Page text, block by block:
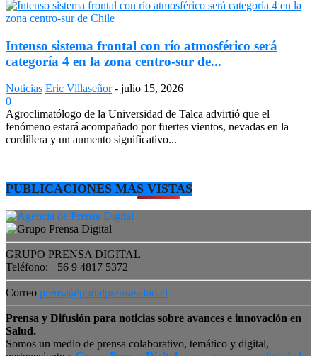
Intenso sistema frontal con río atmosférico será
categoría 4 en la zona centro-sur de...
Noticias Eric Villaseñor - julio 15, 2026
0
Agroclimatólogo de la Universidad de Talca advirtió que el
fenómeno estará acompañado por fuertes vientos, nevadas en la
cordillera y un aumento significativo...
—
PUBLICACIONES MÁS VISTAS
GRUPO PRENSA DIGITAL
Teléfono: +56 9 4817 5372
Correo prensa@portalprensasalud.cl
Prensa y Difusión para noticias sobre avances e innovación en
Salud.
Somos un medio de prensa colaborativo, temático y digital,